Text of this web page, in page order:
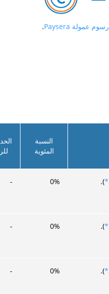
رسوم عمولة Paysera .
النسبة
المئوية
*
).
0%
-
*
).
0%
-
*
).
0%
-